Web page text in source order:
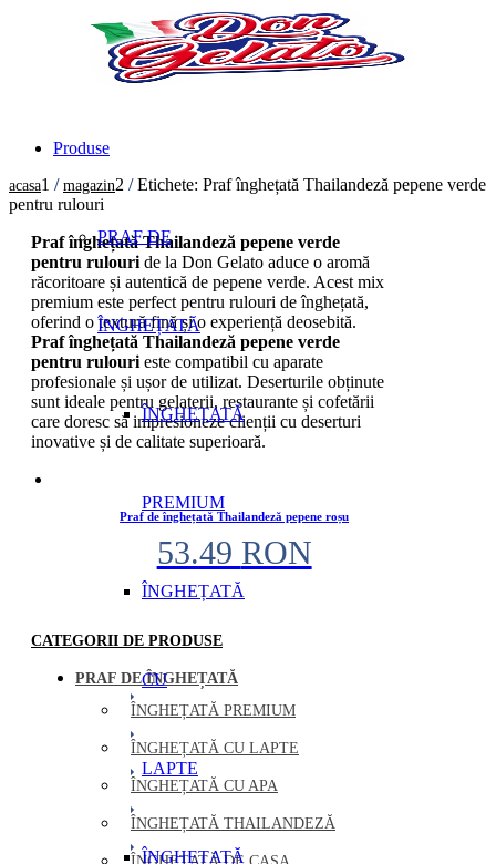
Produse
PRAF DE
ÎNGHEȚATĂ
ÎNGHEȚATĂ
PREMIUM
ÎNGHEȚATĂ
CU
LAPTE
ÎNGHEȚATĂ
acasa1 / magazin2 / Etichete: Praf înghețată Thailandeză pepene verde
pentru rulouri
Praf înghețată Thailandeză pepene verde
pentru rulouri de la Don Gelato aduce o aromă
răcoritoare și autentică de pepene verde. Acest mix
premium este perfect pentru rulouri de înghețată,
oferind o textură fină și o experiență deosebită.
Praf înghețată Thailandeză pepene verde
pentru rulouri este compatibil cu aparate
profesionale și ușor de utilizat. Deserturile obținute
sunt ideale pentru gelaterii, restaurante și cofetării
care doresc să impresioneze clienții cu deserturi
inovative și de calitate superioară.
Praf de înghețată Thailandeză pepene roșu
53.49 RON
CATEGORII DE PRODUSE
PRAF DE ÎNGHEȚATĂ
ÎNGHEȚATĂ PREMIUM
ÎNGHEȚATĂ CU LAPTE
ÎNGHEȚATĂ CU APA
ÎNGHEȚATĂ THAILANDEZĂ